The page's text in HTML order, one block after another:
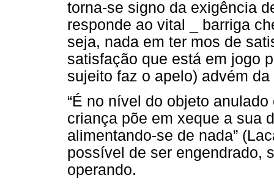
torna-se signo da exigência
responde ao vital _ barriga
seja, nada em ter mos de
satisfação que está em jogo
sujeito faz o apelo) advém
“É no nível do objeto
criança põe em xeque a sua
alimentando-se de nada”
possível de ser engendrado,
operando.